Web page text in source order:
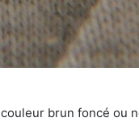
brun foncé ou